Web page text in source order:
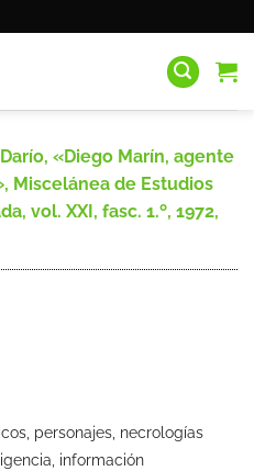
Darío, «Diego Marín, agente
Miscelánea de Estudios
vol. XXI, fasc. 1.º, 1972,
personajes, necrologías
información